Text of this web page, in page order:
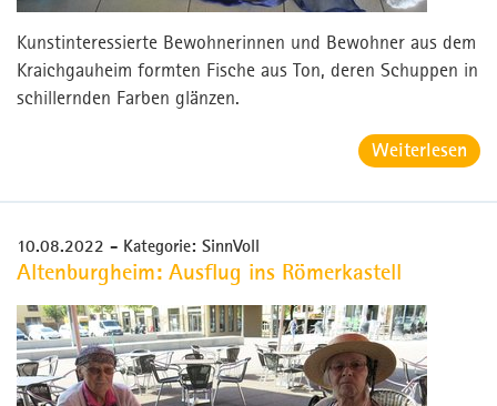
Kunstinteressierte Bewohnerinnen und Bewohner aus dem
Kraichgauheim formten Fische aus Ton, deren Schuppen in
schillernden Farben glänzen.
Weiterlesen
10.08.2022 - Kategorie: SinnVoll
Altenburgheim: Ausflug ins Römerkastell